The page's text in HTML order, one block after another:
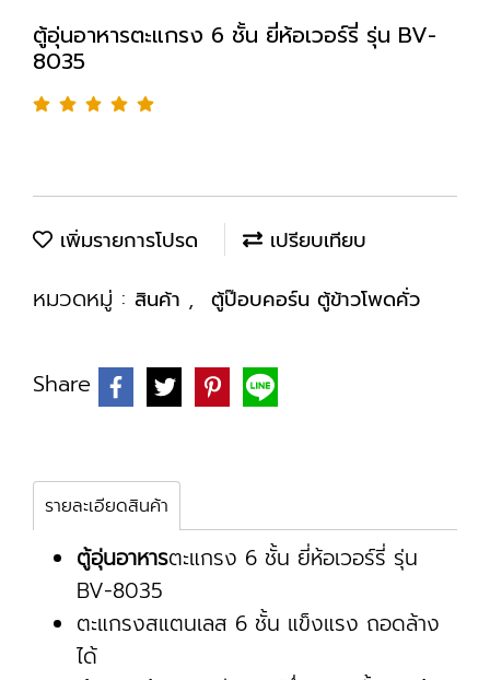
ตู้อุ่นอาหารตะแกรง 6 ชั้น ยี่ห้อเวอร์รี่ รุ่น BV-
8035
เพิ่มรายการโปรด เปรียบเทียบ
หมวดหมู่ : สินค้า , ตู้ป๊อบคอร์น ตู้ข้าวโพดคั่ว
Share
รายละเอียดสินค้า
ตู้อุ่นอาหารตะแกรง 6 ชั้น ยี่ห้อเวอร์รี่ รุ่น
BV-8035
ตะแกรงสแตนเลส 6 ชั้น แข็งแรง ถอดล้าง
ได้